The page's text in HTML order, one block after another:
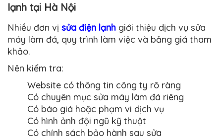
lạnh tại Hà Nội
Nhiều đơn vị sửa điện lạnh giới thiệu dịch vụ sửa
máy làm đá, quy trình làm việc và bảng giá tham
khảo.
Nên kiểm tra:
Website có thông tin công ty rõ ràng
Có chuyên mục sửa máy làm đá riêng
Có báo giá hoặc phạm vi dịch vụ
Có hình ảnh đội ngũ kỹ thuật
Có chính sách bảo hành sau sửa